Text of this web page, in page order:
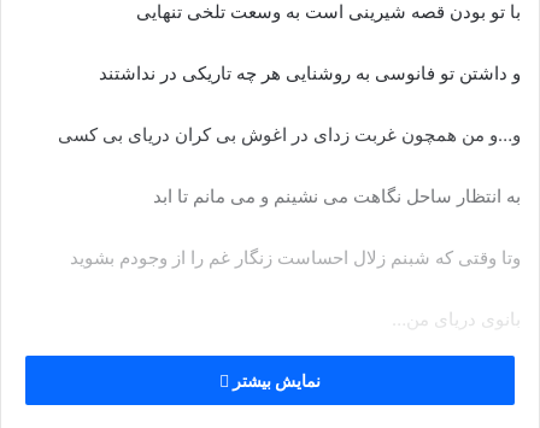
با تو بودن قصه شیرینی است به وسعت تلخی تنهایی
و داشتن تو فانوسی به روشنایی هر چه تاریکی در نداشتند
و…و من همچون غربت زدای در اغوش بی کران دریای بی کسی
به انتظار ساحل نگاهت می نشینم و می مانم تا ابد
وتا وقتی که شبنم زلال احساست زنگار غم را از وجودم بشوید
بانوی دریای من…
کاش قلب وسعت می گرفت شمع با پروانه الفت می گرفت
نمایش بیشتر